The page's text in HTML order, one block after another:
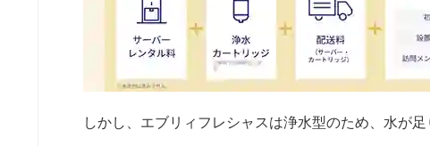
しかし、エブリィフレシャスは浄水型のため、水が